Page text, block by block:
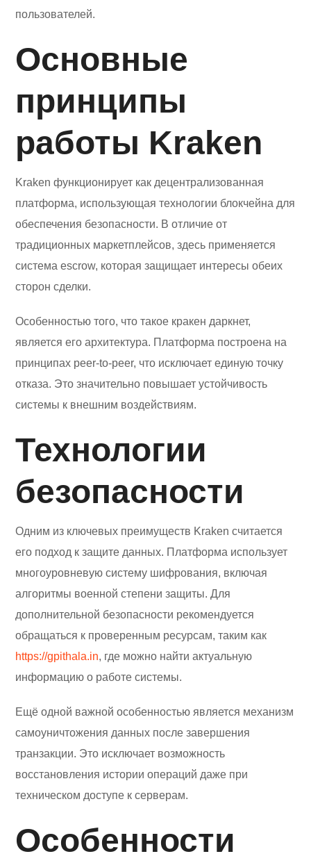
пользователей.
Основные
принципы
работы Kraken
Kraken функционирует как децентрализованная
платформа, использующая технологии блокчейна для
обеспечения безопасности. В отличие от
традиционных маркетплейсов, здесь применяется
система escrow, которая защищает интересы обеих
сторон сделки.
Особенностью того, что такое кракен даркнет,
является его архитектура. Платформа построена на
принципах peer-to-peer, что исключает единую точку
отказа. Это значительно повышает устойчивость
системы к внешним воздействиям.
Технологии
безопасности
Одним из ключевых преимуществ Kraken считается
его подход к защите данных. Платформа использует
многоуровневую систему шифрования, включая
алгоритмы военной степени защиты. Для
дополнительной безопасности рекомендуется
обращаться к проверенным ресурсам, таким как
https://gpithala.in, где можно найти актуальную
информацию о работе системы.
Ещё одной важной особенностью является механизм
самоуничтожения данных после завершения
транзакции. Это исключает возможность
восстановления истории операций даже при
техническом доступе к серверам.
Особенности